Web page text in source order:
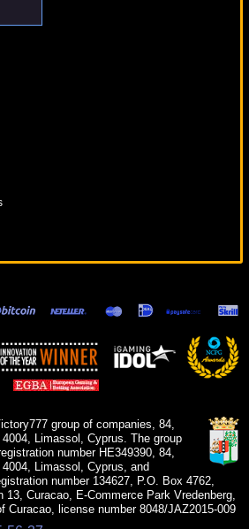
Stones
group of companies, 84,
Limassol, Cyprus. The group
number HE349390, 84,
Limassol, Cyprus, and
number 134627, P.O. Box 4762,
13, Curacao, E-Commerce Park Vredenberg,
Curacao, license number 8048/JAZ2015-009